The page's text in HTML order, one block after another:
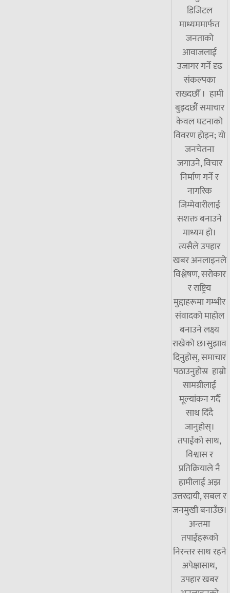
डिजिटल
माध्यममार्फत
जनताको
आवाजलाई
उजागर गर्ने दृढ
संकल्पका
राख्दछौँ । हामी
बुझ्दछौं समाचार
केवल घटनाको
विवरण होइन; यो
जनचेतना
जगाउने, विचार
निर्माण गर्ने र
नागरिक
जिम्मेवारीलाई
सशक्त बनाउने
माध्यम हो।
त्यसैले उपहार
खबर अनलाइनले
विश्लेषण, सरोकार
र राष्ट्रिय
मुद्दाहरूमा गम्भीर
संवादको माहोल
बनाउने लक्ष्य
राखेको छ।सुझाव
दिनुहोस्, समाचार
पठाउनुहोस्र हाम्रो
सामग्रीलाई
मूल्यांकन गर्दै
साथ दिँदै
जानुहोस्।
तपाईंको साथ,
विश्वास र
प्रतिक्रियाले नै
हामीलाई अझ
उत्तरदायी, सबल र
जनमुखी बनाउँछ।
अन्तमा
तपाईंहरूको
निरन्तर साथ रहने
अपेक्षासाथ,
उपहार खबर